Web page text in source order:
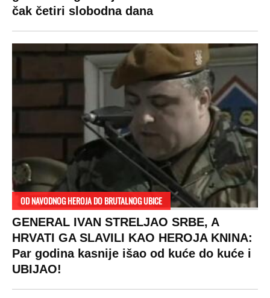
čak četiri slobodna dana
OD NAVODNOG HEROJA DO BRUTALNOG UBICE
GENERAL IVAN STRELJAO SRBE, A
HRVATI GA SLAVILI KAO HEROJA KNINA:
Par godina kasnije išao od kuće do kuće i
UBIJAO!